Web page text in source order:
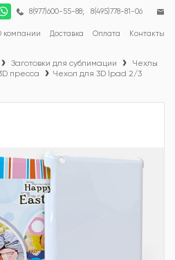
компании Доставка Оплата Контакты
8(977)600-55-88; 8(495)778-81-06
Заготовки для сублимации
Чехлы
пресса
Чехол для 3D lpad 2/3